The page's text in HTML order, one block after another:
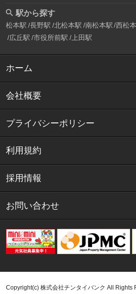
駅から探す
松本駅 長野駅 北松本駅 南松本駅 西松
広丘駅 市役所前駅 上田駅
ホーム
会社概要
プライバシーポリシー
利用規約
採用情報
お問い合わせ
Copyright(c) 株式会社チンタイバンク All Rights